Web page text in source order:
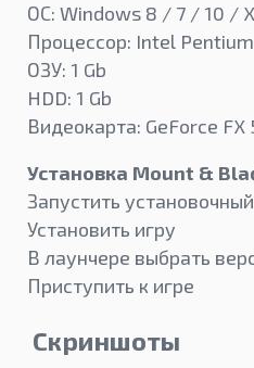
ОС: Windows 8 / 7 / 10 /
Процессор: Intel
ОЗУ: 1 Gb
HDD: 1 Gb
Видеокарта: GeForce
Установка Mount &
Запустить
Установить игру
В лаунчере выбрать
Приступить к игре
Скриншоты